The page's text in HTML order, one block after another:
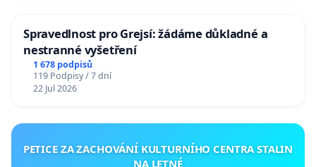
Spravedlnost pro Grejsí: žádáme důkladné a
nestranné vyšetření
1 678 podpisů
119 Podpisy / 7 dní
22 Jul 2026
PETICE ZA ZACHOVÁNÍ KULTURNÍHO CENTRA STALIN
NA LETNÉ